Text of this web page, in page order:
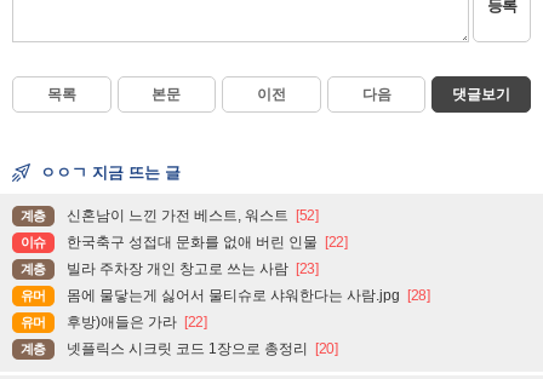
등록
목록 본문 이전 다음 댓글보기
ㅇㅇㄱ 지금 뜨는 글
계층 신혼남이 느낀 가전 베스트, 워스트 [52]
이슈 한국축구 성접대 문화를 없애 버린 인물 [22]
계층 빌라 주차장 개인 창고로 쓰는 사람 [23]
유머 몸에 물닿는게 싫어서 물티슈로 샤워한다는 사람.jpg [28]
유머 후방)애들은 가라 [22]
계층 넷플릭스 시크릿 코드 1장으로 총정리 [20]